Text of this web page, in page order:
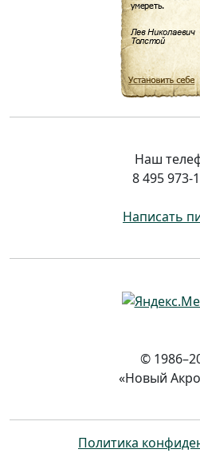
Наш
8 495 973-
Написать
©
«Новый
Политика